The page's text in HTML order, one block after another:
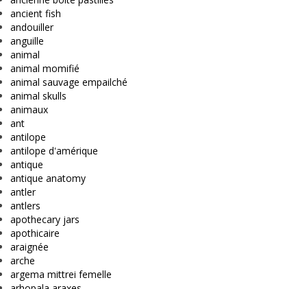
ancient fish
andouiller
anguille
animal
animal momifié
animal sauvage empailché
animal skulls
animaux
ant
antilope
antilope d'amérique
antique
antique anatomy
antler
antlers
apothecary jars
apothicaire
araignée
arche
argema mittrei femelle